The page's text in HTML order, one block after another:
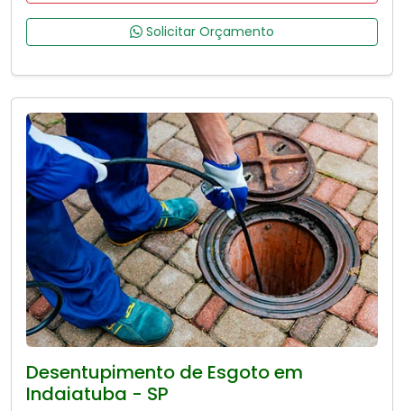
Solicitar Orçamento
Desentupimento de Esgoto em
Indaiatuba - SP